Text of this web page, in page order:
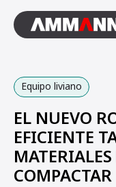
Equipo liviano
EL NUEVO
EFICIENTE
COMPACTAR